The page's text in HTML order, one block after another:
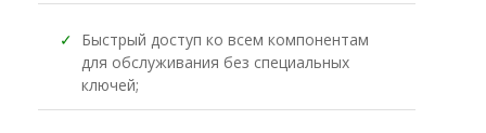
✓ Быстрый доступ ко всем компонентам
для обслуживания без специальных
ключей;